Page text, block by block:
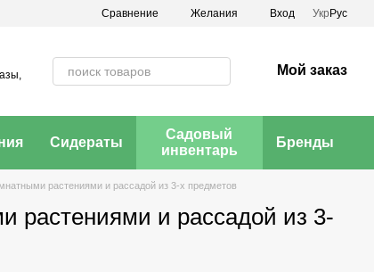
Сравнение Желания Вход Укр Рус
Мой заказ
Сидераты
Садовый
инвентарь
Бренды
растениями и рассадой из 3-х предметов
растениями и рассадой из 3-